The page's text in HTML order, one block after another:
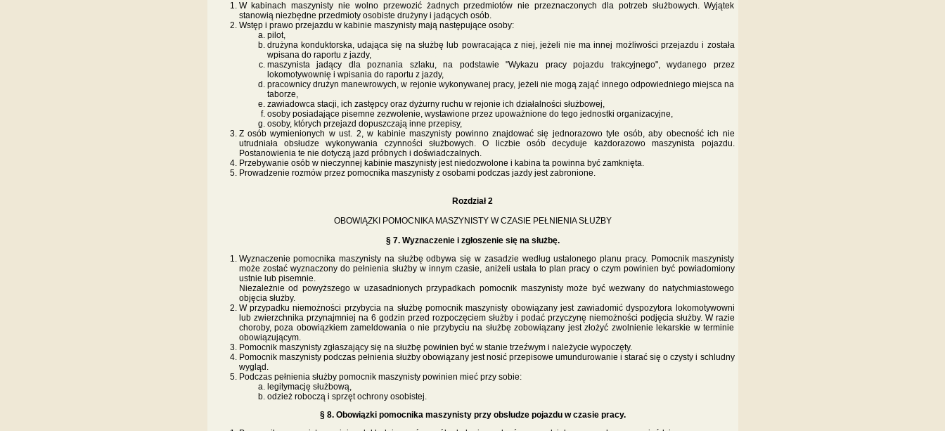
W kabinach maszynisty nie wolno przewozić żadnych przedmiotów nie przeznaczonych dla potrzeb służbowych. Wyjątek
stanowią niezbędne przedmioty osobiste drużyny i jadących osób.
Wstęp i prawo przejazdu w kabinie maszynisty mają następujące osoby:
pilot,
drużyna konduktorska, udająca się na służbę lub powracająca z niej, jeżeli nie ma innej możliwości przejazdu i została
wpisana do raportu z jazdy,Tekst pochodzi ze strony
maszynista jadący dla poznania szlaku, na podstawie "Wykazu pracy pojazdu trakcyjnego", wydanego przez
lokomotywownię i wpisania do raportu z jazdy,
pracownicy drużyn manewrowych, w rejonie wykonywanej pracy, jeżeli nie mogą zająć innego odpowiedniego miejsca na
taborze,
zawiadowca stacji, ich zastępcy oraz dyżurny ruchu w rejonie ich działalności służbowej,
osoby posiadające pisemne zezwolenie, wystawione przez upoważnione do tego jednostki organizacyjne,
osoby, których przejazd dopuszczają inne przepisy,
Z osób wymienionych w ust. 2, w kabinie maszynisty powinno znajdować się jednorazowo tyle osób, aby obecność ich nie
utrudniała obsłudze wykonywania czynności służbowych. O liczbie osób decyduje każdorazowo maszynista pojazdu.
Postanowienia te nie dotyczą jazd próbnych i doświadczalnych.
Przebywanie osób w nieczynnej kabinie maszynisty jest niedozwolone i kabina ta powinna być zamknięta.
Prowadzenie rozmów przez pomocnika maszynisty z osobami podczas jazdy jest zabronione.
Rozdział 2
OBOWIĄZKI POMOCNIKA MASZYNISTY W CZASIE PEŁNIENIA SŁUŻBY
§ 7. Wyznaczenie i zgłoszenie się na służbę.
Wyznaczenie pomocnika maszynisty na służbę odbywa się w zasadzie według ustalonego planu pracy. Pomocnik maszynisty
może zostać wyznaczony do pełnienia służby w innym czasie, aniżeli ustala to plan pracy o czym powinien być powiadomiony
ustnie lub pisemnie.
Niezależnie od powyższego w uzasadnionych przypadkach pomocnik maszynisty może być wezwany do natychmiastowego
objęcia służby.
W przypadku niemożności przybycia na służbę pomocnik maszynisty obowiązany jest zawiadomić dyspozytora lokomotywowni
lub zwierzchnika przynajmniej na 6 godzin przed rozpoczęciem służby i podać przyczynę niemożności podjęcia służby. W razie
choroby, poza obowiązkiem zameldowania o nie przybyciu na służbę zobowiązany jest złożyć zwolnienie lekarskie w terminie
obowiązującym.
Pomocnik maszynisty zgłaszający się na służbę powinien być w stanie trzeźwym i należycie wypoczęty.
Pomocnik maszynisty podczas pełnienia służby obowiązany jest nosić przepisowe umundurowanie i starać się o czysty i schludny
wygląd.Tekst pochodzi ze strony
Podczas pełnienia służby pomocnik maszynisty powinien mieć przy sobie:
legitymację służbową,
odzież roboczą i sprzęt ochrony osobistej.
§ 8. Obowiązki pomocnika maszynisty przy obsłudze pojazdu w czasie pracy.